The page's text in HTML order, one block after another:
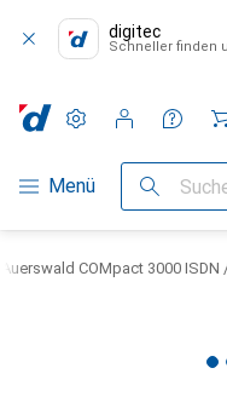
digitec
Schneller finden
Navigation nach
Menü Suche
Einstellungen
Kundenkonto
Vergleichslisten
Merklisten
Warenkorb
Auerswald COMpact 3000